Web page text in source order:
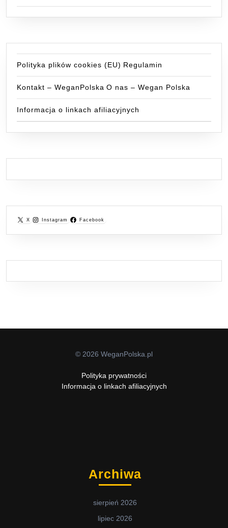
Polityka plików cookies (EU) Regulamin
Kontakt – WeganPolska O nas – Wegan Polska
Informacja o linkach afiliacyjnych
X Instagram Facebook
© 2026 WeganPolska.pl
Polityka prywatności
Informacja o linkach afiliacyjnych
Archiwa
sierpień 2026
lipiec 2026